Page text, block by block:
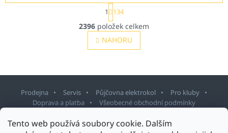
Tento web používá soubory cookie. Dalším
O
v
l
á
c
í
p
r
k
S
t
r
á
n
k
á
í
1 134
2396 položek celkem
NAHORU
Prodejna Servis Půjčovna elektrokol
Pro kluby
Doprava a platba
Všeobecné obchodní podmínky